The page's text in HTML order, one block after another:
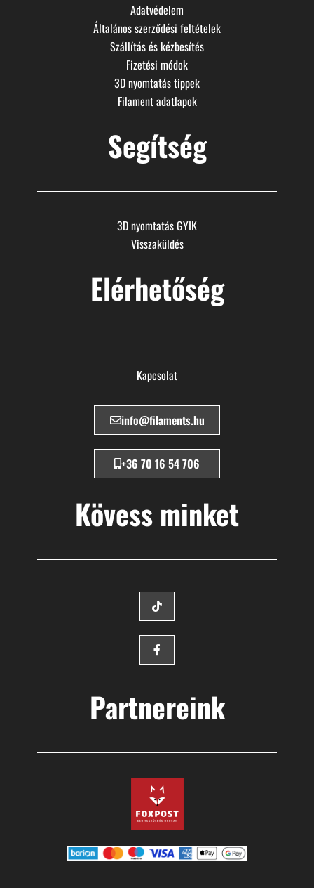
Adatvédelem
Általános szerződési feltételek
Szállítás és kézbesítés
Fizetési módok
3D nyomtatás tippek
Filament adatlapok
Segítség
3D nyomtatás GYIK
Visszaküldés
Elérhetőség
Kapcsolat
info@filaments.hu
+36 70 16 54 706
Kövess minket
Partnereink